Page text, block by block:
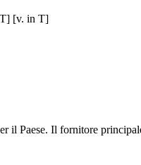
[v. in T]
Paese. Il fornitore